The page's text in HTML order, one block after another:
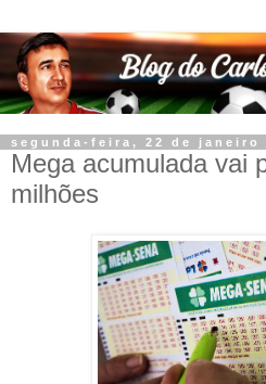
segunda-feira, 22 de janeiro
Mega acumulada vai
milhões